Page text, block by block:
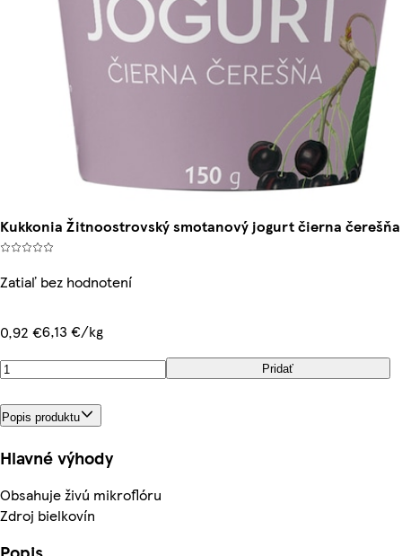
Kukkonia Žitnoostrovský smotanový jogurt čierna čerešňa
Zatiaľ bez hodnotení
0,92 €6,13 €/kg
Pridať
Popis produktu
Hlavné výhody
Obsahuje živú mikroflóru
Zdroj bielkovín